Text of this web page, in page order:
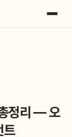
정리 — 오
트